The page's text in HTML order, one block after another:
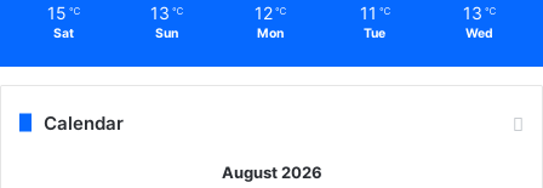
15 ℃
Sat
13 ℃
Sun
12 ℃
Mon
11 ℃
Tue
13 ℃
Wed
Calendar
August 2026